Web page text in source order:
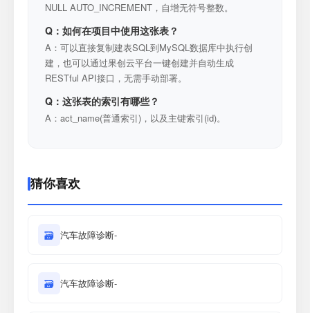
NULL AUTO_INCREMENT，自增无符号整数。
Q：如何在项目中使用这张表？
A：可以直接复制建表SQL到MySQL数据库中执行创
建，也可以通过果创云平台一键创建并自动生成
RESTful API接口，无需手动部署。
Q：这张表的索引有哪些？
A：act_name(普通索引)，以及主键索引(id)。
猜你喜欢
🗃 汽车故障诊断-
🗃 汽车故障诊断-